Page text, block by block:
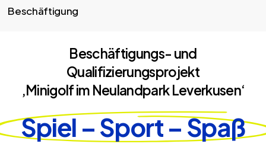
Beschäftigung
Beschäftigungs- und
Qualifizierungsprojekt
‚Minigolf im Neulandpark Leverkusen‘
Spiel – Sport – Spaß